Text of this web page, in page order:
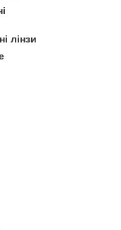
лінзи